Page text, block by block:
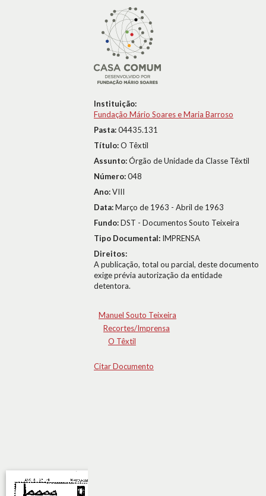
Instituição:
Fundação Mário Soares e Maria Barroso
Pasta:04435.131
Título:O Têxtil
Assunto:Órgão de Unidade da Classe Têxtil
Número:048
Ano:VIII
Data:Março de 1963 - Abril de 1963
Fundo:DST - Documentos Souto Teixeira
Tipo Documental: IMPRENSA
Direitos:
A publicação, total ou parcial, deste documento
exige prévia autorização da entidade
detentora.
Manuel Souto Teixeira
Recortes/Imprensa
O Têxtil
Citar Documento